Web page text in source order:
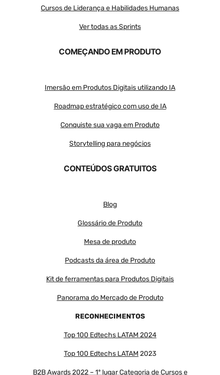
Cursos de Liderança e Habilidades Humanas
Ver todas as Sprints
COMEÇANDO EM PRODUTO
Imersão em Produtos Digitais utilizando IA
Roadmap estratégico com uso de IA
Conquiste sua vaga em Produto
Storytelling para negócios
CONTEÚDOS GRATUITOS
Blog
Glossário de Produto
Mesa de produto
Podcasts da área de Produto
Kit de ferramentas para Produtos Digitais
Panorama do Mercado de Produto
RECONHECIMENTOS
Top 100 Edtechs LATAM 2024
Top 100 Edtechs LATAM 2023
B2B Awards 2022 – 1º lugar Categoria de Cursos e